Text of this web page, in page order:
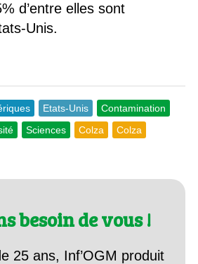
d’entre elles sont
Unis.
Etats-Unis
Contamination
Sciences Colza Colza
besoin de vous !
25 ans, Inf’OGM produit